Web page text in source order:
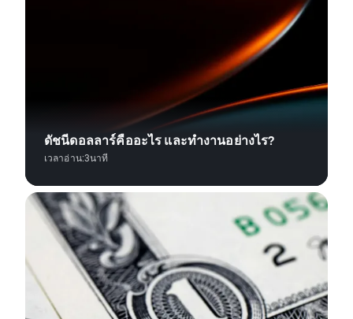
ดัชนีดอลลาร์คืออะไร และทำงานอย่างไร?
เวลาอ่าน:3นาที